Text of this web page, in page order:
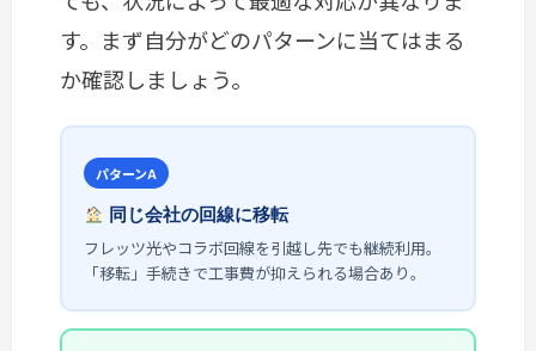
す。まず自分がどのパターンに当てはまる
か確認しましょう。
パターンA
同じ会社の回線に移転
フレッツ光やコラボ回線を引越し先でも継続利用。
「移転」手続きで工事費が抑えられる場合あり。